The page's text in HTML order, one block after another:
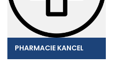
PHARMACIE KANCEL